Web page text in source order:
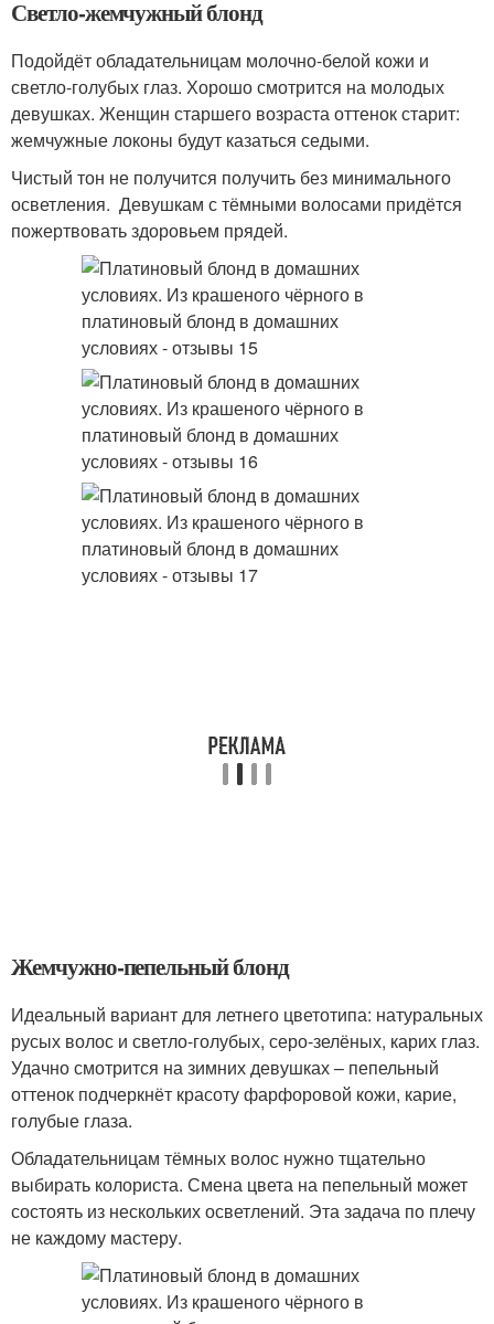
Светло-жемчужный блонд
Подойдёт обладательницам молочно-белой кожи и
светло-голубых глаз. Хорошо смотрится на молодых
девушках. Женщин старшего возраста оттенок старит:
жемчужные локоны будут казаться седыми.
Чистый тон не получится получить без минимального
осветления. Девушкам с тёмными волосами придётся
пожертвовать здоровьем прядей.
Жемчужно-пепельный блонд
Идеальный вариант для летнего цветотипа: натуральных
русых волос и светло-голубых, серо-зелёных, карих глаз.
Удачно смотрится на зимних девушках – пепельный
оттенок подчеркнёт красоту фарфоровой кожи, карие,
голубые глаза.
Обладательницам тёмных волос нужно тщательно
выбирать колориста. Смена цвета на пепельный может
состоять из нескольких осветлений. Эта задача по плечу
не каждому мастеру.